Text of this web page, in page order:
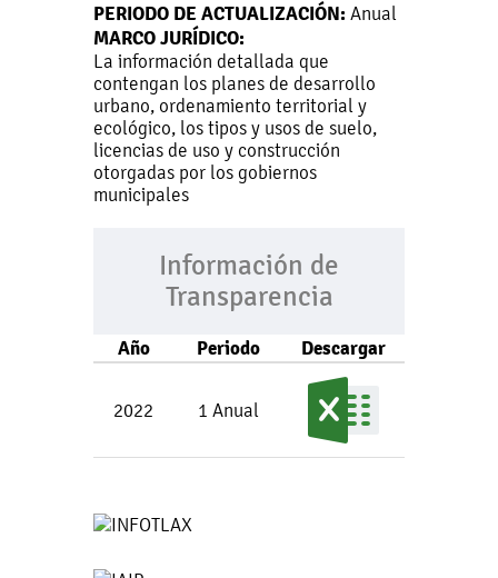
PERIODO DE ACTUALIZACIÓN: Anual
MARCO JURÍDICO:
La información detallada que
contengan los planes de desarrollo
urbano, ordenamiento territorial y
ecológico, los tipos y usos de suelo,
licencias de uso y construcción
otorgadas por los gobiernos
municipales
Información de
Transparencia
Año Periodo Descargar
2022 1 Anual